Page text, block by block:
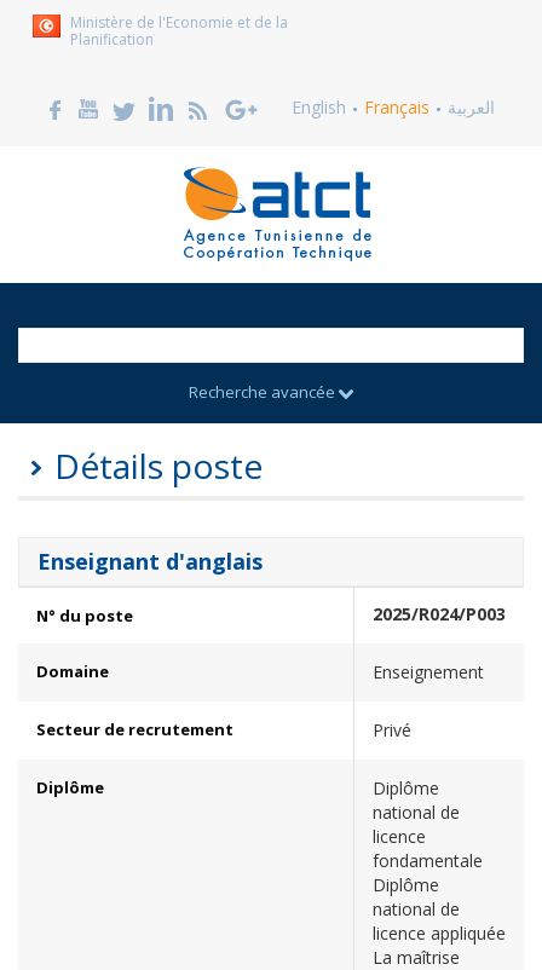
Ministère de l'Economie et de la
Planification
English Français العربية
Recherche avancée
Détails poste
Enseignant d'anglais
N° du poste 2025/R024/P003
Domaine Enseignement
Secteur de recrutement Privé
Diplôme
Diplôme
national de
licence
fondamentale
Diplôme
national de
licence appliquée
La maîtrise